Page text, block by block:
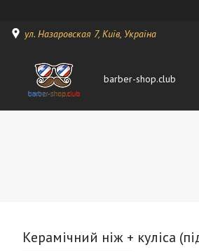
ул. Назаровская 7, Київ, Україна
barber-shop.club
Керамічний ніж + куліса